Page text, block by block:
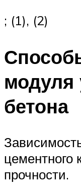
; (1), (2)
модуля
бетона
цементного
прочности.